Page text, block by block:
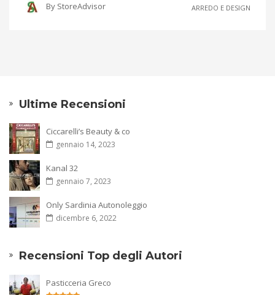
By StoreAdvisor ARREDO E DESIGN
Ultime Recensioni
Ciccarelli’s Beauty & co
gennaio 14, 2023
Kanal 32
gennaio 7, 2023
Only Sardinia Autonoleggio
dicembre 6, 2022
Recensioni Top degli Autori
Pasticceria Greco